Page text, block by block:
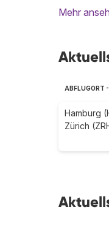
Mehr
ABFLUGORT
Hamburg
Zürich